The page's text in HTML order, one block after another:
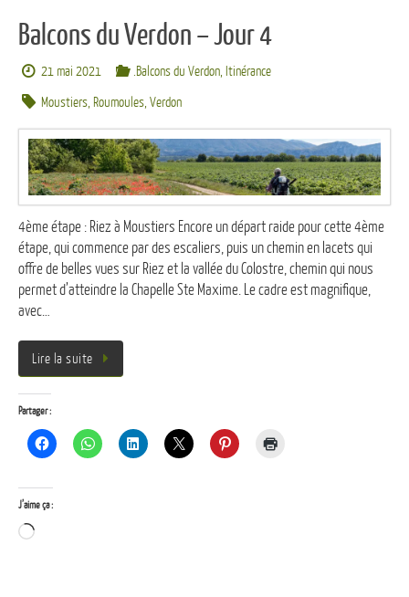
Balcons du Verdon – Jour 4
21 mai 2021 .Balcons du Verdon, Itinérance
Moustiers, Roumoules,Verdon
4ème étape : Riez à Moustiers Encore un départ raide pour cette 4ème
étape, qui commence par des escaliers, puis un chemin en lacets qui
offre de belles vues sur Riez et la vallée du Colostre, chemin qui nous
permet d’atteindre la Chapelle Ste Maxime. Le cadre est magnifique,
avec…
Lire la suite
Partager :
J’aime ça :
Chargement…